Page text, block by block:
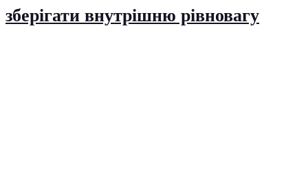
зберігати внутрішню рівновагу